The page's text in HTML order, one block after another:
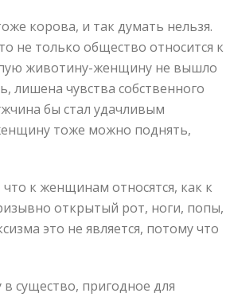
корова, и так думать нельзя.
не только общество относится к
животину-женщину не вышло
лишена чувства собственного
бы стал удачливым
тоже можно поднять,
к женщинам относятся, как к
открытый рот, ноги, попы,
это не является, потому что
существо, пригодное для